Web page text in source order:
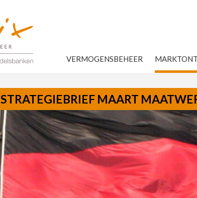
VERMOGENSBEHEER
STRATEGIEBRIEF MAART